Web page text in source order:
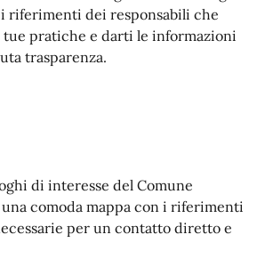
riferimenti dei responsabili che
tue pratiche e darti le informazioni
trasparenza.
di interesse del Comune
comoda mappa con i riferimenti
per un contatto diretto e